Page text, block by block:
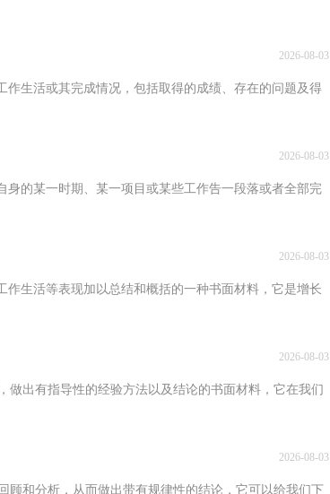
或其完成情况，包括取得的成绩、存在的问题及得
2026-08-03
一时期、某一项目或某些工作告一段落或者全部完
2026-08-03
等表现加以总结和概括的一种书面材料，它是增长
2026-08-03
出有指导性的经验方法以及结论的书面材料，它在我们
2026-08-03
和分析，从而做出带有规律性的结论，它可以给我们下
2026-08-03